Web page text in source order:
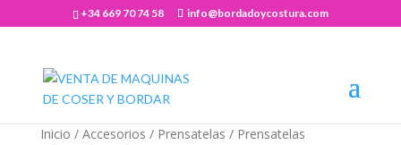
+34 669 70 74 58 info@bordadoycostura.com
Inicio / Accesorios / Prensatelas / Prensatelas
Abrir barra de herramientas